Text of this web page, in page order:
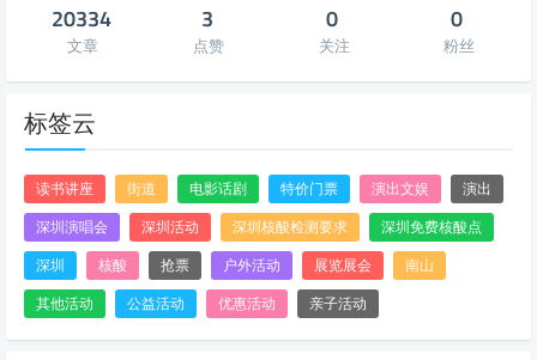
20334
文章
3
点赞
0
关注
0
粉丝
标签云
读书讲座 街道 电影话剧 特价门票 演出文娱
演出
深圳演唱会
深圳活动 深圳核酸检测要求
深圳免费核酸点
深圳
核酸 抢票 户外活动 展览展会
南山
其他活动
公益活动 优惠活动 亲子活动